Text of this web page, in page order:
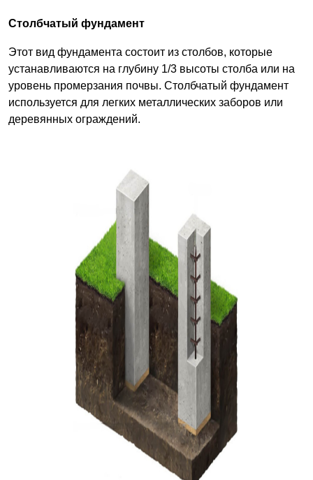
Столбчатый фундамент
Этот вид фундамента состоит из столбов, которые
устанавливаются на глубину 1/3 высоты столба или на
уровень промерзания почвы. Столбчатый фундамент
используется для легких металлических заборов или
деревянных ограждений.